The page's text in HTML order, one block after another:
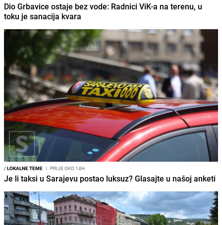
Dio Grbavice ostaje bez vode: Radnici ViK-a na terenu, u
toku je sanacija kvara
/LOKALNE TEME I PRIJE OKO 14H
Je li taksi u Sarajevu postao luksuz? Glasajte u našoj anketi